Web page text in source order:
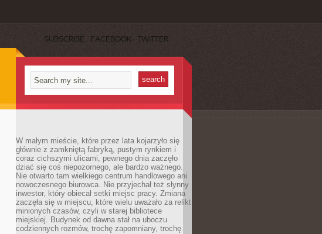
SUBSCRIBE FACEBOOK TWITTER
W małym mieście, które przez lata kojarzyło się
głównie z zamkniętą fabryką, pustym rynkiem i
coraz cichszymi ulicami, pewnego dnia zaczęło
dziać się coś niepozornego, ale bardzo ważnego.
Nie otwarto tam wielkiego centrum handlowego ani
nowoczesnego biurowca. Nie przyjechał też słynny
inwestor, który obiecał setki miejsc pracy. Zmiana
zaczęła się w miejscu, które wielu uważało za relikt
minionych czasów, czyli w starej bibliotece
miejskiej. Budynek od dawna stał na uboczu
codziennych rozmów, trochę zapomniany, trochę